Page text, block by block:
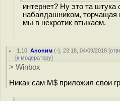
интернет? Ну это та
набалдашником, торчащая
мы в некротик втыкаем.
1.10 ,Аноним (-), 23:18, 04/09/2018 [
[к модератору]
> Winbox
Никак сам M$ приложил свои